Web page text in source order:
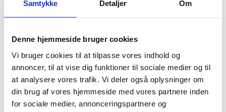
Samtykke Detaljer Om
Denne hjemmeside bruger cookies
Vi bruger cookies til at tilpasse vores indhold og
annoncer, til at vise dig funktioner til sociale medier og til
at analysere vores trafik. Vi deler også oplysninger om
din brug af vores hjemmeside med vores partnere inden
for sociale medier, annonceringspartnere og
Klubben
Wellness – vores univers
Vores faciliteter
Frisør
Entré – priser
Fitness
Svømmebad
Aktiviteter
For børn